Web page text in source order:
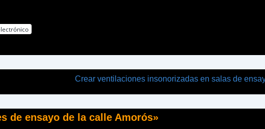
La
entrada
siguiente
es
Crear ventilaciones insonorizadas en salas de
de ensayo de la calle Amorós»